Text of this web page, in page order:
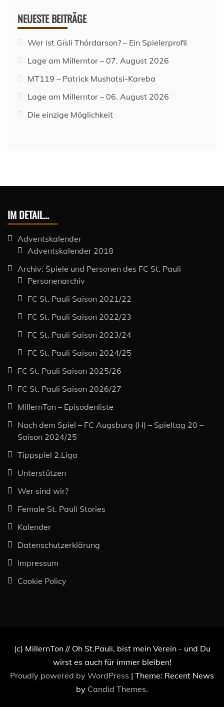
NEUESTE BEITRÄGE
Wer ist Gísli Thórdarson? – Ein Spielerprofil
Lage am Millerntor – 07. August 2026
MT119 – Patrick Mushatsi-Kareba
Lage am Millerntor – 06. August 2026
Die einzige Möglichkeit
IM DETAIL…
Adventskalender
Adventskalender 2018
Archiv: Spiele und Personen des FC St. Pauli
Personenarchiv
FC St. Pauli Saison 2021/22
FC St. Pauli Saison 2022/23
FC St. Pauli Saison 2023/24
FC St. Pauli Saison 2024/25
FC St. Pauli Saison 2025/26
FC St. Pauli Saison 2026/27
MillernTon – Episodenliste
Nach dem Spiel – FC Augsburg (H) – Spieltag 20 –
Saison 2024/25
Tippspiel 2.Liga
Unterstützen
Wer sind wir?
Female St. Pauli Stories
Kalender
Datenschutzerklärung
Impressum
Cookie Policy
(c) MillernTon // Oh St.Pauli, bist mein Verein - und Du
wirst es auch für immer bleiben!
Proudly powered by WordPress | Theme: Recent News
by Candid Themes.